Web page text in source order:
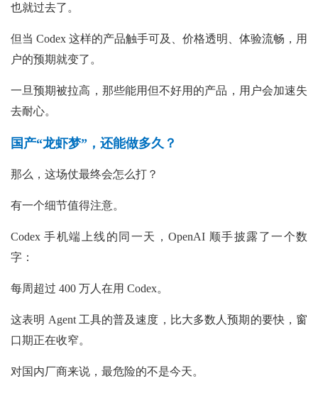
也就过去了。
但当 Codex 这样的产品触手可及、价格透明、体验流畅，用
户的预期就变了。
一旦预期被拉高，那些能用但不好用的产品，用户会加速失
去耐心。
国产“龙虾梦”，还能做多久？
那么，这场仗最终会怎么打？
有一个细节值得注意。
Codex 手机端上线的同一天，OpenAI 顺手披露了一个数
字：
每周超过 400 万人在用 Codex。
这表明 Agent 工具的普及速度，比大多数人预期的要快，窗
口期正在收窄。
对国内厂商来说，最危险的不是今天。